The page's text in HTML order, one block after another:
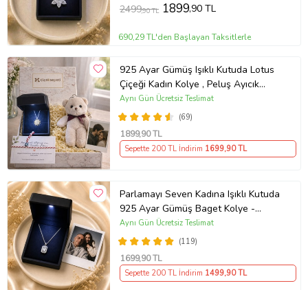
2499,90 TL 1899,90 TL
690,29 TL'den Başlayan Taksitlerle
925 Ayar Gümüş Işıklı Kutuda Lotus
Çiçeği Kadın Kolye , Peluş Ayıcık
Anahtarlık Marteniçka Bileklik,
Polaroid Fotoğraf Hediye
(69)
Aynı Gün Ücretsiz Teslimat
1899,90 TL
Sepette 200 TL İndirim 1699,90 TL
Parlamayı Seven Kadına Işıklı Kutuda
925 Ayar Gümüş Baget Kolye -
Kişiye Özel Fotoğraf Hediye
(119)
Aynı Gün Ücretsiz Teslimat
1699,90 TL
Sepette 200 TL İndirim 1499,90 TL